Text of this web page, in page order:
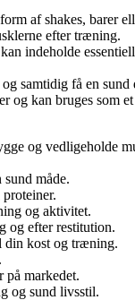
af shakes, barer
efter træning.
indeholde
samtidig få en sund
og kan bruges som
og vedligeholde
måde.
og aktivitet.
og efter restitution.
din kost og træning.
på markedet.
og sund livsstil.